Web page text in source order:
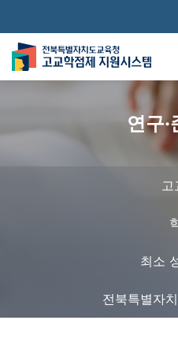
연구
고
최소
전북특별자